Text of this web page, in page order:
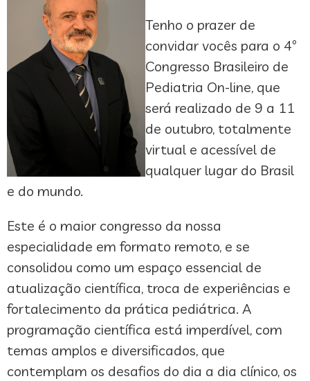
Tenho o prazer de
convidar vocês para o 4º
Congresso Brasileiro de
Pediatria On-line, que
será realizado de 9 a 11
de outubro, totalmente
virtual e acessível de
qualquer lugar do Brasil
e do mundo.
Este é o maior congresso da nossa
especialidade em formato remoto, e se
consolidou como um espaço essencial de
atualização científica, troca de experiências e
fortalecimento da prática pediátrica. A
programação científica está imperdível, com
temas amplos e diversificados, que
contemplam os desafios do dia a dia clínico, os